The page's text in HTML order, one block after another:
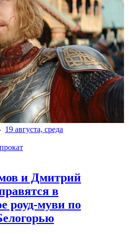
19 августа, среда
и Дмитрий
в
роуд-муви по